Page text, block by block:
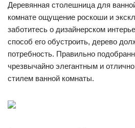
Деревянная столешница для
комнате ощущение роскоши и
заботитесь о дизайнерском
способ его обустроить, дерево
потребность. Правильно
чрезвычайно элегантным и
стилем ванной комнаты.